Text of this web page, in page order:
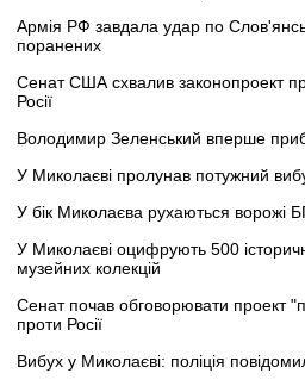
Армія РФ завдала удар по
поранених
Сенат США схвалив законопроект
Росії
Володимир Зеленський вперше
У Миколаєві пролунав потужний
У бік Миколаєва рухаються ворожі
У Миколаєві оцифрують 500
музейних колекцій
Сенат почав обговорювати проект
проти Росії
Вибух у Миколаєві: поліція